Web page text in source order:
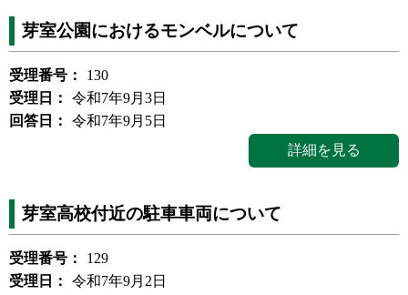
芽室公園におけるモンベルについて
受理番号：
130
受理日：
令和7年9月3日
回答日：
令和7年9月5日
詳細を見る
芽室高校付近の駐車車両について
受理番号：
129
受理日：
令和7年9月2日